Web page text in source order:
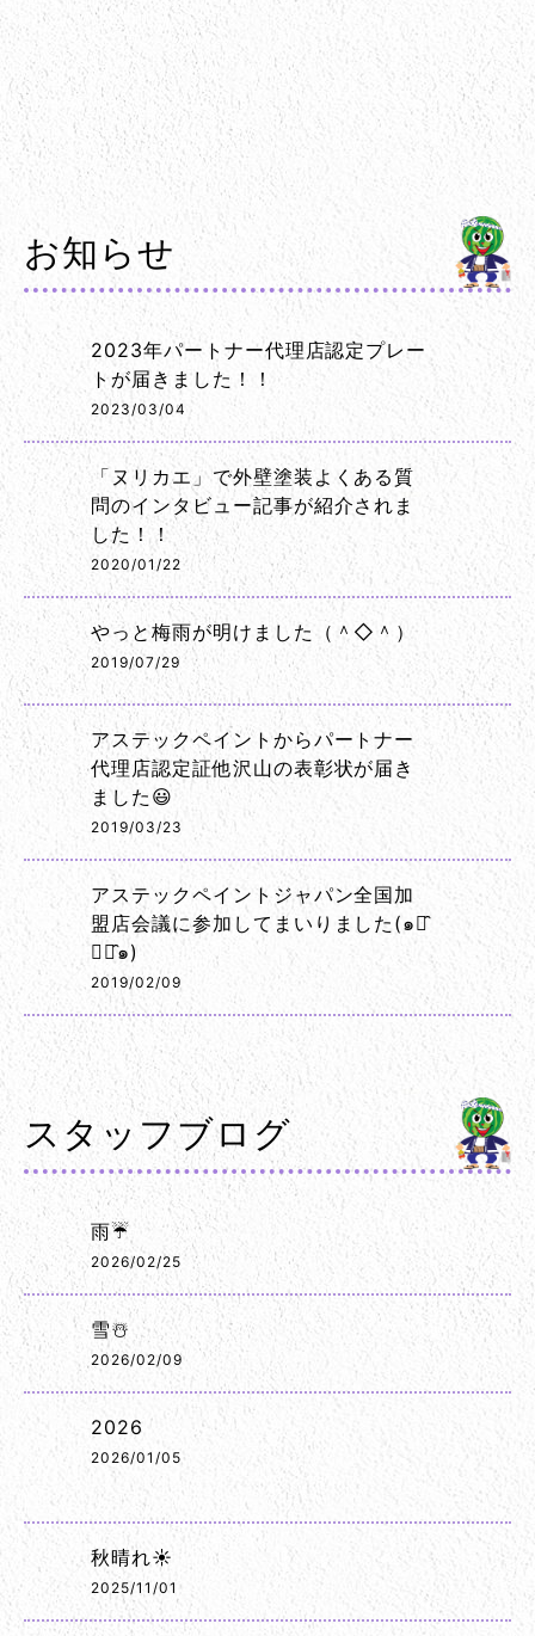
お知らせ
2023年パートナー代理店認定プレー
トが届きました！！
2023/03/04
「ヌリカエ」で外壁塗装よくある質
問のインタビュー記事が紹介されま
した！！
2020/01/22
やっと梅雨が明けました（＾◇＾）
2019/07/29
アステックペイントからパートナー
代理店認定証他沢山の表彰状が届き
ました😃
2019/03/23
アステックペイントジャパン全国加
盟店会議に参加してまいりました(๑･̑
◡･̑๑)
2019/02/09
スタッフブログ
雨☔
2026/02/25
雪☃️
2026/02/09
2026
2026/01/05
秋晴れ☀️
2025/11/01